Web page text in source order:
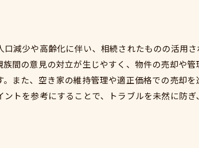
手続きの手引き
注意点
点と交渉術
の重要性
減少や高齢化に伴い、相続されたものの活用さ
間の意見の対立が生じやすく、物件の売却や管
また、空き家の維持管理や適正価格での売却
トを参考にすることで、トラブルを未然に防